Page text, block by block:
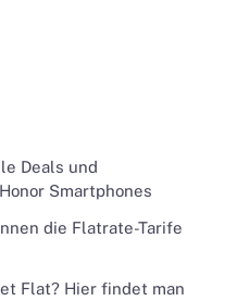
Deals und
Smartphones
die Flatrate-Tarife
Flat? Hier findet man